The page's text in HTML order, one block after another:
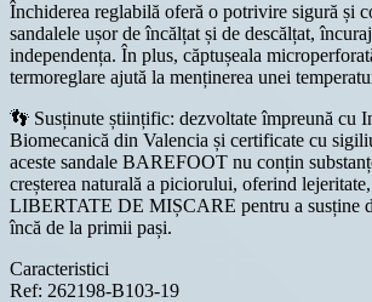
Închiderea reglabilă oferă o potrivire sigură și
sandalele ușor de încălțat și de descălțat,
independența. În plus, căptușeala
termoreglare ajută la menținerea unei
👣 Susținute științific: dezvoltate împreună cu
Biomecanică din Valencia și certificate cu
aceste sandale BAREFOOT nu conțin
creșterea naturală a piciorului, oferind
LIBERTATE DE MIȘCARE pentru a susține
încă de la primii pași.
Caracteristici
Ref: 262198-B103-19